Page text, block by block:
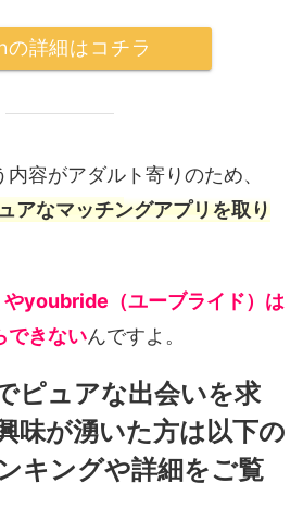
詳細はコチラ
容がアダルト寄りのため、
アなマッチングアプリを取り
youbride（ユーブライド）は
できないんですよ。
ピュアな出会いを求
味が湧いた方は以下の
キングや詳細をご覧